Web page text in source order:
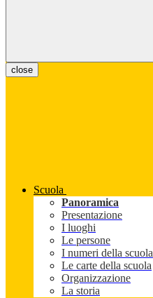
close
Scuola
Panoramica
Presentazione
I luoghi
Le persone
I numeri della scuola
Le carte della scuola
Organizzazione
La storia